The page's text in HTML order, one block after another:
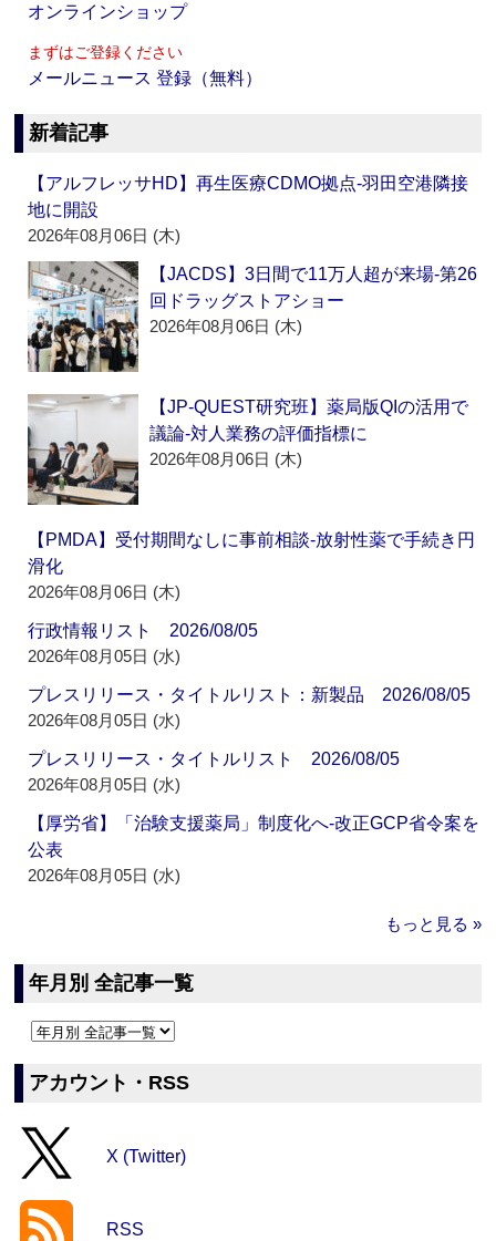
オンラインショップ
まずはご登録ください
メールニュース 登録（無料）
新着記事
【アルフレッサHD】再生医療CDMO拠点‐羽田空港隣接
地に開設
2026年08月06日 (木)
【JACDS】3日間で11万人超が来場‐第26
回ドラッグストアショー
2026年08月06日 (木)
【JP-QUEST研究班】薬局版QIの活用で
議論‐対人業務の評価指標に
2026年08月06日 (木)
【PMDA】受付期間なしに事前相談‐放射性薬で手続き円
滑化
2026年08月06日 (木)
行政情報リスト 2026/08/05
2026年08月05日 (水)
プレスリリース・タイトルリスト：新製品 2026/08/05
2026年08月05日 (水)
プレスリリース・タイトルリスト 2026/08/05
2026年08月05日 (水)
【厚労省】「治験支援薬局」制度化へ‐改正GCP省令案を
公表
2026年08月05日 (水)
もっと見る »
年月別 全記事一覧
アカウント・RSS
X (Twitter)
RSS